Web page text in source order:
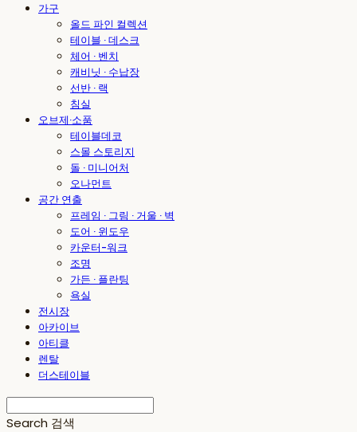
가구
올드 파인 컬렉션
테이블 · 데스크
체어 · 벤치
캐비닛 · 수납장
선반 · 랙
침실
오브제·소품
테이블데코
스몰 스토리지
돌 · 미니어처
오나먼트
공간 연출
프레임 · 그림 · 거울 · 벽
도어 · 윈도우
카운터-워크
조명
가든 · 플란팅
욕실
전시장
아카이브
아티클
렌탈
더스테이블
Search 검색